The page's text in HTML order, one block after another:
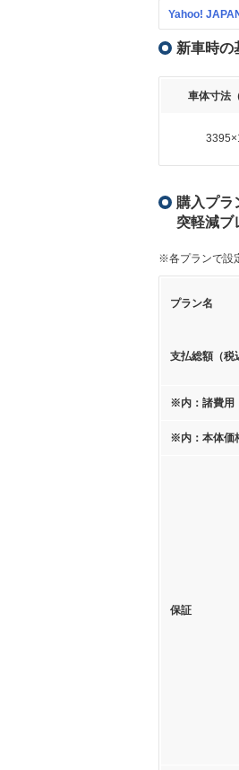
Yahoo!
新車時の
車体寸法
購入プラ
突軽減ブ
※各プランで設
プラン名
支払総額（税
※内：諸費用
※内：本体価
保証